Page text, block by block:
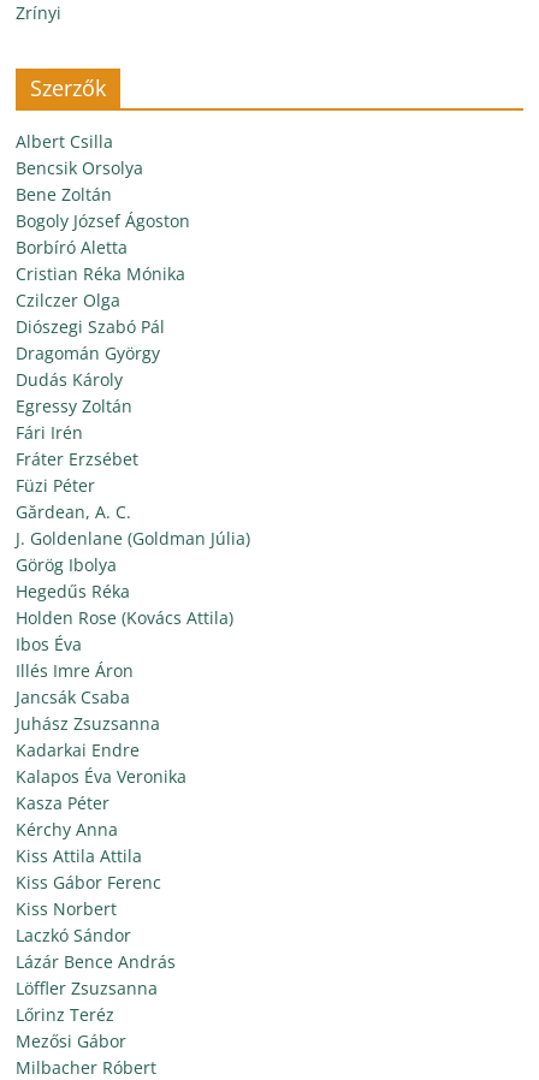
Zrínyi
Szerzők
Albert Csilla
Bencsik Orsolya
Bene Zoltán
Bogoly József Ágoston
Borbíró Aletta
Cristian Réka Mónika
Czilczer Olga
Diószegi Szabó Pál
Dragomán György
Dudás Károly
Egressy Zoltán
Fári Irén
Fráter Erzsébet
Füzi Péter
Gărdean, A. C.
J. Goldenlane (Goldman Júlia)
Görög Ibolya
Hegedűs Réka
Holden Rose (Kovács Attila)
Ibos Éva
Illés Imre Áron
Jancsák Csaba
Juhász Zsuzsanna
Kadarkai Endre
Kalapos Éva Veronika
Kasza Péter
Kérchy Anna
Kiss Attila Attila
Kiss Gábor Ferenc
Kiss Norbert
Laczkó Sándor
Lázár Bence András
Löffler Zsuzsanna
Lőrinz Teréz
Mezősi Gábor
Milbacher Róbert